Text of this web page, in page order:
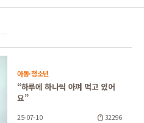
아동·청소년
“하루에 하나씩 아껴 먹고 있어
요”
25-07-10 32296